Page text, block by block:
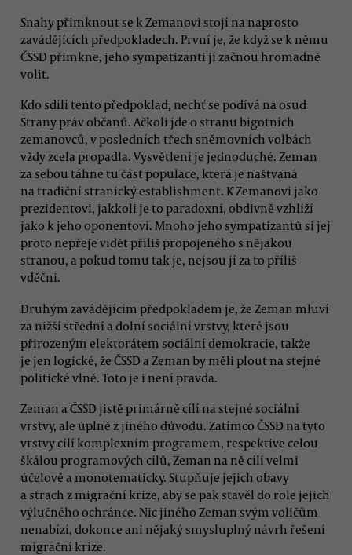
Snahy přimknout se k Zemanovi stojí na naprosto
zavádějících předpokladech. První je, že když se k němu
ČSSD přimkne, jeho sympatizanti jí začnou hromadně
volit.
Kdo sdílí tento předpoklad, nechť se podívá na osud
Strany práv občanů. Ačkoli jde o stranu bigotních
zemanovců, v posledních třech sněmovních volbách
vždy zcela propadla. Vysvětlení je jednoduché. Zeman
za sebou táhne tu část populace, která je naštvaná
na tradiční stranický establishment. K Zemanovi jako
prezidentovi, jakkoli je to paradoxní, obdivně vzhlíží
jako k jeho oponentovi. Mnoho jeho sympatizantů si jej
proto nepřeje vidět příliš propojeného s nějakou
stranou, a pokud tomu tak je, nejsou jí za to příliš
vděčni.
Druhým zavádějícím předpokladem je, že Zeman mluví
za nižší střední a dolní sociální vrstvy, které jsou
přirozeným elektorátem sociální demokracie, takže
je jen logické, že ČSSD a Zeman by měli plout na stejné
politické vlně. Toto je i není pravda.
Zeman a ČSSD jistě primárně cílí na stejné sociální
vrstvy, ale úplně z jiného důvodu. Zatímco ČSSD na tyto
vrstvy cílí komplexním programem, respektive celou
škálou programových cílů, Zeman na ně cílí velmi
účelově a monotematicky. Stupňuje jejich obavy
a strach z migrační krize, aby se pak stavěl do role jejich
výlučného ochránce. Nic jiného Zeman svým voličům
nenabízí, dokonce ani nějaký smysluplný návrh řešení
migrační krize.